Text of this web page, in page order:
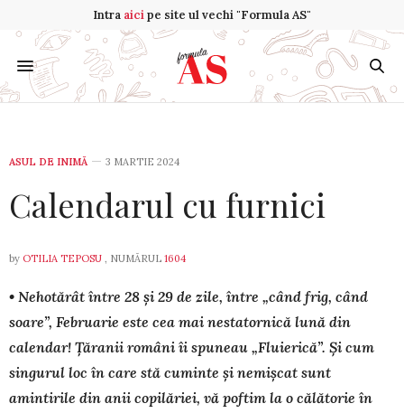
Intra aicipe site ul vechi "Formula AS"
ASUL DE INIMĂ 3 MARTIE 2024
Calendarul cu furnici
by OTILIA TEPOSU , NUMĂRUL 1604
• Nehotărât între 28 și 29 de zile, între „când frig, când
soare”, Februarie este cea mai nestatornică lună din
calendar! Țăranii români îi spuneau „Fluierică”. Și cum
singurul loc în care stă cuminte și nemișcat sunt
amintirile din anii copilăriei, vă poftim la o călătorie în